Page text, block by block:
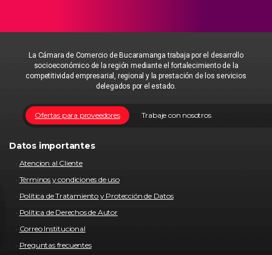
La Cámara de Comercio de Bucaramanga trabaja por el desarrollo
socioeconómico de la región mediante el fortalecimiento de la
competitividad empresarial, regional y la prestación de los servicios
delegados por el estado.
Trabaje con nosotros
Ofertas para proveedores
Datos importantes
Atencion al Cliente
Términos y condiciones de uso
Política de Tratamiento y Protección de Datos
Política de Derechos de Autor
Correo Institucional
Preguntas frecuentes